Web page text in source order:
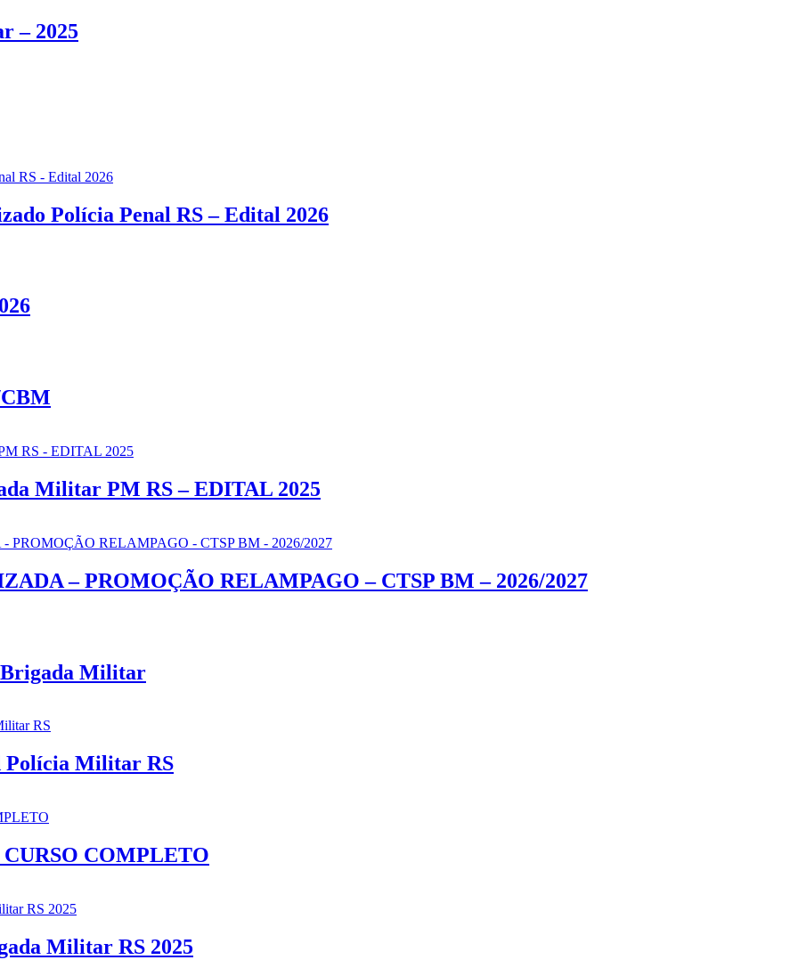
– 2025
Polícia Penal RS – Edital 2026
Militar PM RS – EDITAL 2025
– PROMOÇÃO RELAMPAGO – CTSP BM – 2026/2027
Brigada Militar
Polícia Militar RS
COMPLETO
Militar RS 2025